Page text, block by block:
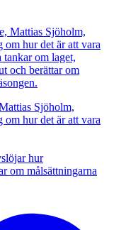
Sjöholm,
om hur det är att vara
hur
om målsättningarna